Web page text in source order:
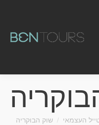
העצמאי שוק הבוקריה